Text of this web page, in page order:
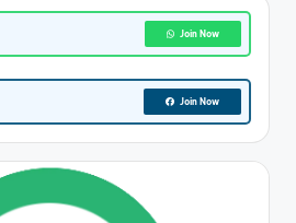
Join Now
Join Now